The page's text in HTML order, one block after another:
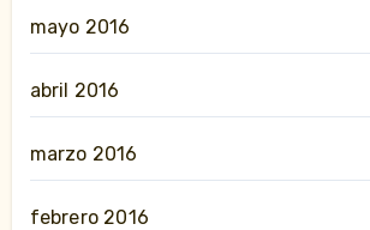
mayo 2016
abril 2016
marzo 2016
febrero 2016